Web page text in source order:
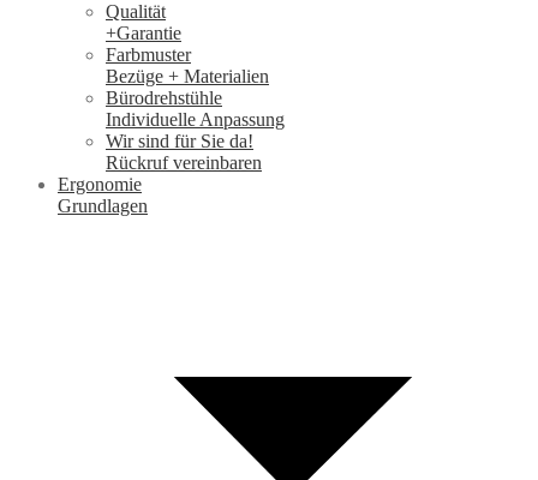
Qualität
+Garantie
Farbmuster
Bezüge + Materialien
Bürodrehstühle
Individuelle Anpassung
Wir sind für Sie da!
Rückruf vereinbaren
Ergonomie
Grundlagen